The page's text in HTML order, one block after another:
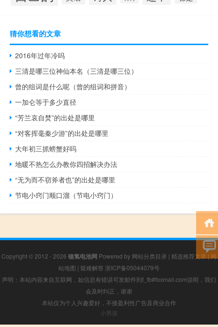
猜你想看的文章
2016年过年冷吗
三清是哪三位神仙本名（三清是哪三位）
曾的组词是什么呢（曾的组词和拼音）
一加仑等于多少直径
“芳兰哀自焚”的出处是哪里
“对客挥毫秦少游”的出处是哪里
大年初三抓螃蟹好吗
地暖不热怎么办教你四招解决办法
“无为而不窃斧者也”的出处是哪里
节电小窍门顺口溜（节电小窍门）
Copyright © 2012 - 2026 镍氢电池网 Powered by 网站分类目录 | 精选推荐文章| 网
站地图 | 疑难解答 浙ICP备05044079号
声明：本站内容来自互联网，如信息有错误可发邮件到f_fb#foxmail.com说明，我们
会及时纠正，谢谢
本站仅为个人兴趣爱好，不接盈利性广告及商业合作
小男孩